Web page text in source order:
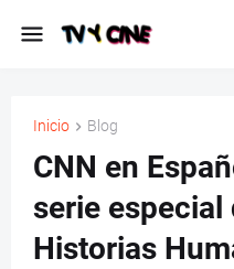
Inicio Blog
CNN en
serie especial
Historias